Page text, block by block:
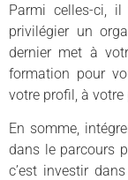
Parmi celles-ci,
privilégier un
dernier met à
formation pour
votre profil, à
En somme,
dans le parcours
c’est investir